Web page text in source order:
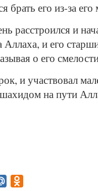
брать его из-за его
расстроился и
и его
о его
и участвовал
на пути
Mail.Ru